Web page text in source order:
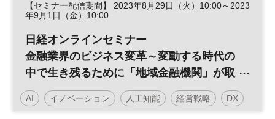
【セミナー配信期間】 2023年8月29日（火）10:00～2023
年9月1日（金）10:00
日経オンラインセミナー
金融業界のビジネス変革～変動する時代の
中で生き残るために「地域金融機関」が取
り組むべきイノベーションとは～
AI イノベーション 人工知能 経営戦略 DX